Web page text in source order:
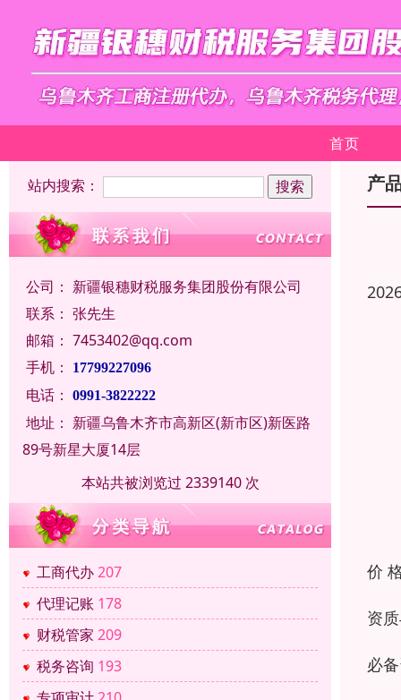
首页
站内搜索：
公司： 新疆银穗财税服务集团股份有限公司
联系： 张先生
邮箱： 7453402@qq.com
手机：
17799227096
电话： 0991-3822222
地址： 新疆乌鲁木齐市高新区(新市区)新医路
89号新星大厦14层
本站共被浏览过 2339140 次
工商代办207
代理记账 178
财税管家 209
税务咨询 193
产
价
资
必